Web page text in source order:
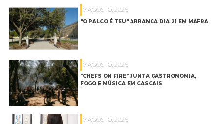
7 AGOSTO, 2026
"O PALCO É TEU" ARRANCA DIA 21 EM MAFRA
7 AGOSTO, 2026
"CHEFS ON FIRE" JUNTA GASTRONOMIA,
FOGO E MÚSICA EM CASCAIS
7 AGOSTO, 2026